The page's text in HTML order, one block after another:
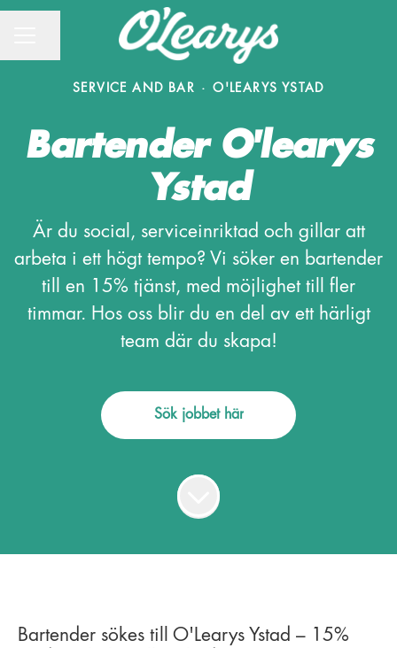
SERVICE AND BAR · O'LEARYS YSTAD
Bartender O'learys
Ystad
Är du social, serviceinriktad och gillar att
arbeta i ett högt tempo? Vi söker en bartender
till en 15% tjänst, med möjlighet till fler
timmar. Hos oss blir du en del av ett härligt
team där du skapa!
Sök jobbet här
Bartender sökes till O'Learys Ystad – 15%